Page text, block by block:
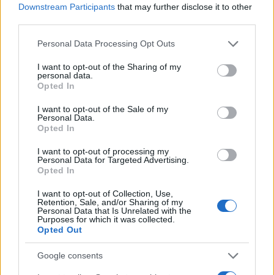
Downstream Participants that may further disclose it to other
Please note that this website/app uses one or more Google
not limited to your visit or usage behaviour. You may click to
grant or deny consent to Google and its third-party tags to
use your data for below specified purposes in below Google
consent section.
Personal Data Processing Opt Outs
I want to opt-out of the Sharing of my
personal data.
Opted In
I want to opt-out of the Sale of my
Personal Data.
Opted In
I want to opt-out of processing my
Personal Data for Targeted Advertising.
Opted In
I want to opt-out of Collection, Use,
Retention, Sale, and/or Sharing of my
Personal Data that Is Unrelated with the
Purposes for which it was collected.
Opted Out
Google consents
Continua a leggere
SCI ALPINO